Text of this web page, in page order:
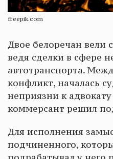
freepik.com
Двое белоречан вели
ведя сделки в сфере
автотранспорта.
конфликт, началась
неприязни к
коммерсант решил
Для исполнения
подчиненного,